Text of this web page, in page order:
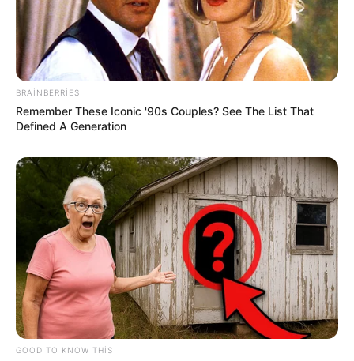
Digər xəbərlər
09:30 / 06 Avqust 2026 CƏMİYYƏT
Ağır QƏZA:ölən var
BRAINBERRIES
Remember These Iconic '90s Couples? See The List That
Defined A Generation
GOOD TO KNOW THIS